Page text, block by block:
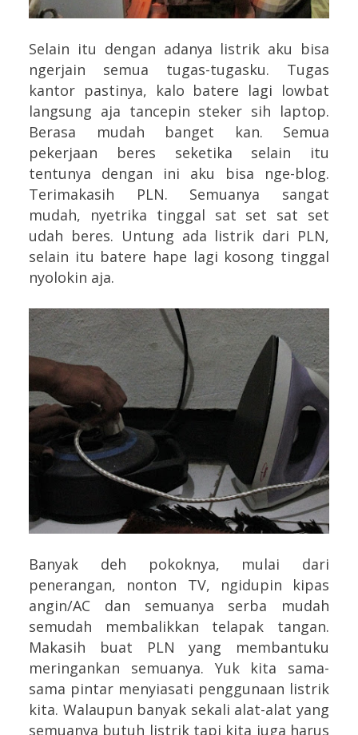
Selain itu dengan adanya listrik aku bisa
ngerjain semua tugas-tugasku. Tugas
kantor pastinya, kalo batere lagi lowbat
langsung aja tancepin steker sih laptop.
Berasa mudah banget kan. Semua
pekerjaan beres seketika selain itu
tentunya dengan ini aku bisa nge-blog.
Terimakasih PLN. Semuanya sangat
mudah, nyetrika tinggal sat set sat set
udah beres. Untung ada listrik dari PLN,
selain itu batere hape lagi kosong tinggal
nyolokin aja.
Banyak deh pokoknya, mulai dari
penerangan, nonton TV, ngidupin kipas
angin/AC dan semuanya serba mudah
semudah membalikkan telapak tangan.
Makasih buat PLN yang membantuku
meringankan semuanya. Yuk kita sama-
sama pintar menyiasati penggunaan listrik
kita. Walaupun banyak sekali alat-alat yang
semuanya butuh listrik tapi kita juga harus